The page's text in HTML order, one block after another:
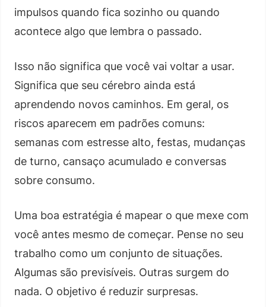
impulsos quando fica sozinho ou quando
acontece algo que lembra o passado.
Isso não significa que você vai voltar a usar.
Significa que seu cérebro ainda está
aprendendo novos caminhos. Em geral, os
riscos aparecem em padrões comuns:
semanas com estresse alto, festas, mudanças
de turno, cansaço acumulado e conversas
sobre consumo.
Uma boa estratégia é mapear o que mexe com
você antes mesmo de começar. Pense no seu
trabalho como um conjunto de situações.
Algumas são previsíveis. Outras surgem do
nada. O objetivo é reduzir surpresas.